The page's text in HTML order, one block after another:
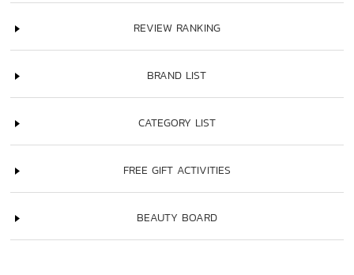
REVIEW RANKING
BRAND LIST
CATEGORY LIST
FREE GIFT ACTIVITIES
BEAUTY BOARD